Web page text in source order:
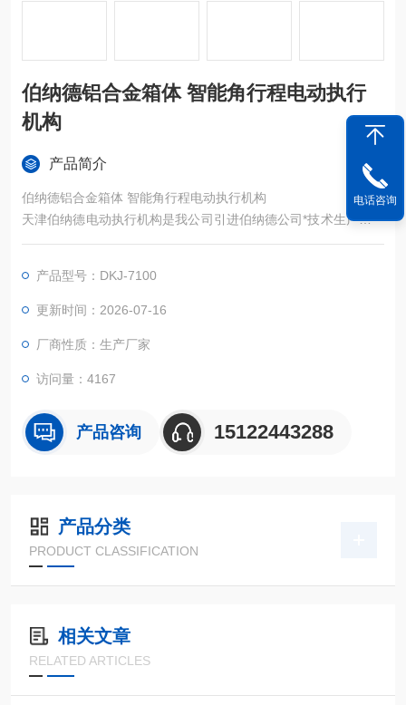
伯纳德铝合金箱体 智能角行程电动执行
机构
产品简介
伯纳德铝合金箱体 智能角行程电动执行机构
天津伯纳德电动执行机构是我公司引进伯纳德公司*技术生产的一
种定型产品，目前生产的系列电动执行机构包括多转、角行程、
特殊型的执行机构。关键元器件全部进口，零部件的加工，元器
件的筛选，整机装配到性能测试都按照法国伯纳纳德公司生产工
产品型号：DKJ-7100
更新时间：2026-07-16
厂商性质：生产厂家
访问量：4167
产品咨询 15122443288
产品分类
PRODUCT CLASSIFICATION
相关文章
RELATED ARTICLES
电话咨询